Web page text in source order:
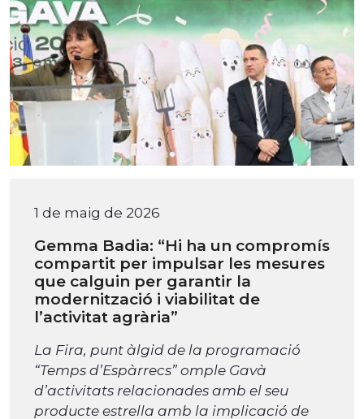
1 de maig de 2026
Gemma Badia: “Hi ha un compromís
compartit per impulsar les mesures
que calguin per garantir la
modernització i viabilitat de
l’activitat agrària”
La Fira, punt àlgid de la programació
“Temps d’Espàrrecs” omple Gavà
d’activitats relacionades amb el seu
producte estrella amb la implicació de